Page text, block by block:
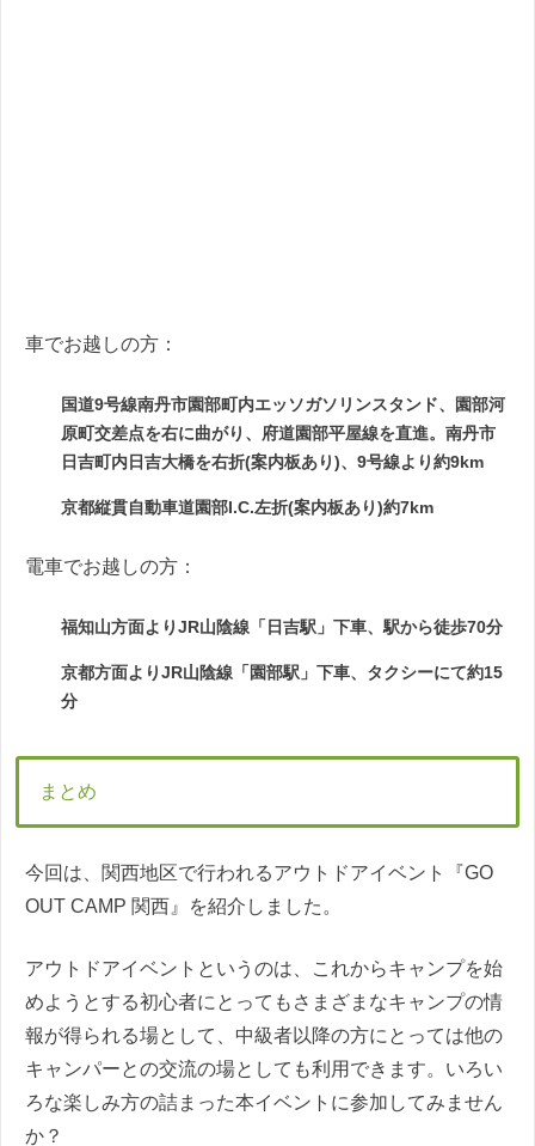
車でお越しの方：
国道9号線南丹市園部町内エッソガソリンスタンド、園部河
原町交差点を右に曲がり、府道園部平屋線を直進。南丹市
日吉町内日吉大橋を右折(案内板あり)、9号線より約9km
京都縦貫自動車道園部I.C.左折(案内板あり)約7km
電車でお越しの方：
福知山方面よりJR山陰線「日吉駅」下車、駅から徒歩70分
京都方面よりJR山陰線「園部駅」下車、タクシーにて約15
分
まとめ
今回は、関西地区で行われるアウトドアイベント『GO
OUT CAMP 関西』を紹介しました。
アウトドアイベントというのは、これからキャンプを始
めようとする初心者にとってもさまざまなキャンプの情
報が得られる場として、中級者以降の方にとっては他の
キャンパーとの交流の場としても利用できます。いろい
ろな楽しみ方の詰まった本イベントに参加してみません
か？